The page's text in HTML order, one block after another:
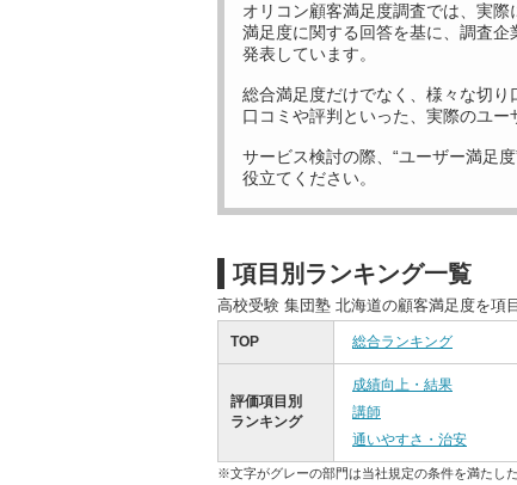
オリコン顧客満足度調査では、実際
満足度に関する回答を基に、調査企
発表しています。
総合満足度だけでなく、様々な切り
口コミや評判といった、実際のユー
サービス検討の際、“ユーザー満足
役立てください。
項目別ランキング一覧
高校受験 集団塾 北海道の顧客満足度を項
TOP 総合ランキング
評価項目別
ランキング
成績向上・結果
講師
通いやすさ・治安
※文字がグレーの部門は当社規定の条件を満たし